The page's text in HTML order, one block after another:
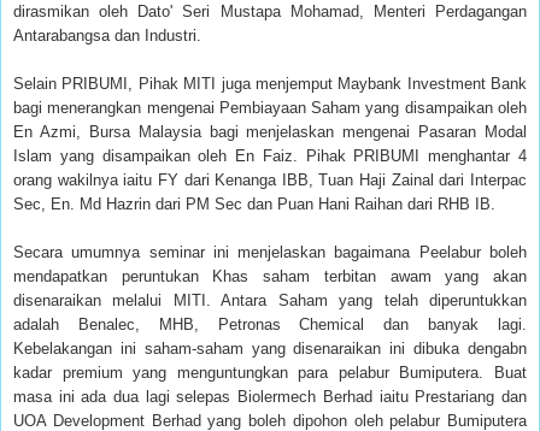
dirasmikan oleh Dato' Seri Mustapa Mohamad, Menteri Perdagangan
Antarabangsa dan Industri.
Selain PRIBUMI, Pihak MITI juga menjemput Maybank Investment Bank
bagi menerangkan mengenai Pembiayaan Saham yang disampaikan oleh
En Azmi, Bursa Malaysia bagi menjelaskan mengenai Pasaran Modal
Islam yang disampaikan oleh En Faiz. Pihak PRIBUMI menghantar 4
orang wakilnya iaitu FY dari Kenanga IBB, Tuan Haji Zainal dari Interpac
Sec, En. Md Hazrin dari PM Sec dan Puan Hani Raihan dari RHB IB.
Secara umumnya seminar ini menjelaskan bagaimana Peelabur boleh
mendapatkan peruntukan Khas saham terbitan awam yang akan
disenaraikan melalui MITI. Antara Saham yang telah diperuntukkan
adalah Benalec, MHB, Petronas Chemical dan banyak lagi.
Kebelakangan ini saham-saham yang disenaraikan ini dibuka dengabn
kadar premium yang menguntungkan para pelabur Bumiputera. Buat
masa ini ada dua lagi selepas Biolermech Berhad iaitu Prestariang dan
UOA Development Berhad yang boleh dipohon oleh pelabur Bumiputera